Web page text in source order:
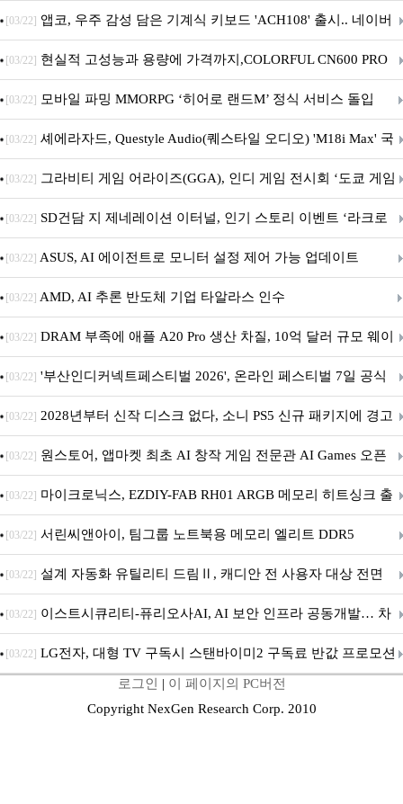
니터·스마트 펫 침대 기부
[03/22] 앱코, 우주 감성 담은 기계식 키보드 'ACH108' 출시.. 네이버
브랜드데이 기획전 진행
[03/22] 현실적 고성능과 용량에 가격까지,COLORFUL CN600 PRO
M.2 NVMe 디앤디컴 1TB
[03/22] 모바일 파밍 MMORPG ‘히어로 랜드M’ 정식 서비스 돌입
[03/22] 셰에라자드, Questyle Audio(퀘스타일 오디오) 'M18i Max' 국
내 정식 출시
[03/22] 그라비티 게임 어라이즈(GGA), 인디 게임 전시회 ‘도쿄 게임
던전 13’ 참가!
[03/22] SD건담 지 제네레이션 이터널, 인기 스토리 이벤트 ‘라크로
아의 용사’ 재개최 및 풍성한 기념 이벤트 실시!
[03/22] ASUS, AI 에이전트로 모니터 설정 제어 가능 업데이트
[03/22] AMD, AI 추론 반도체 기업 타알라스 인수
[03/22] DRAM 부족에 애플 A20 Pro 생산 차질, 10억 달러 규모 웨이
퍼 대기
[03/22] '부산인디커넥트페스티벌 2026', 온라인 페스티벌 7일 공식
개막... 22일간 진행
[03/22] 2028년부터 신작 디스크 없다, 소니 PS5 신규 패키지에 경고
문 추가
[03/22] 원스토어, 앱마켓 최초 AI 창작 게임 전문관 AI Games 오픈
[03/22] 마이크로닉스, EZDIY-FAB RH01 ARGB 메모리 히트싱크 출
시
[03/22] 서린씨앤아이, 팀그룹 노트북용 메모리 엘리트 DDR5
5600MHz 16GB 출시
[03/22] 설계 자동화 유틸리티 드림Ⅱ, 캐디안 전 사용자 대상 전면
무상 배포
[03/22] 이스트시큐리티-퓨리오사AI, AI 보안 인프라 공동개발… 차
세대 AI 보안 플랫폼 구축
[03/22] LG전자, 대형 TV 구독시 스탠바이미2 구독료 반값 프로모션
로그인 | 이 페이지의 PC버전
Copyright NexGen Research Corp. 2010